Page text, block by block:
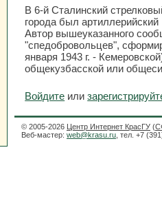
В 6-й Сталинский
города был
Автор вышеуказанного
"спедобровольцев",
января 1943 г. -
общекузбасской или
Войдите или
© 2005-2026 Центр Интернет КрасГУ (
Веб-мастер: web@krasu.ru , тел. +7